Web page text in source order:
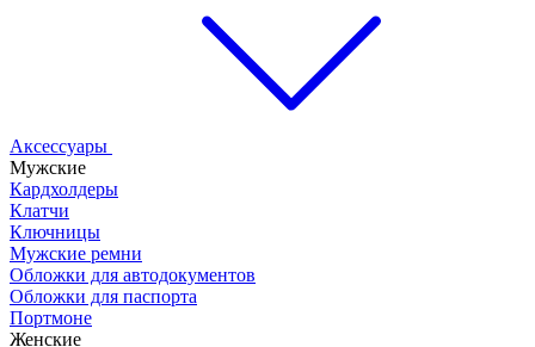
Аксессуары
Мужские
Кардхолдеры
Клатчи
Ключницы
Мужские ремни
Обложки для автодокументов
Обложки для паспорта
Портмоне
Женские